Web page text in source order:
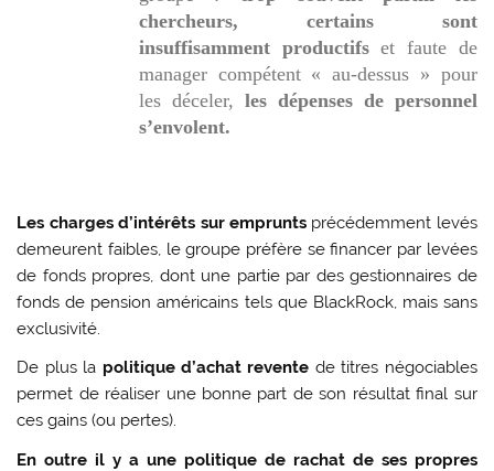
chercheurs, certains sont
insuffisamment productifset faute de
manager compétent « au-dessus » pour
les déceler, les dépenses de personnel
s’envolent.
Les charges d’intérêts sur emprunts précédemment levés
demeurent faibles, le groupe préfère se financer par levées
de fonds propres, dont une partie par des gestionnaires de
fonds de pension américains tels que BlackRock, mais sans
exclusivité.
De plus la politique d’achat revente de titres négociables
permet de réaliser une bonne part de son résultat final sur
ces gains (ou pertes).
En outre il y a une politique de rachat de ses propres